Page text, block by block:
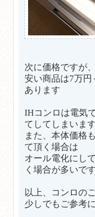
次に価格ですが
安い商品は7万円
あります
IHコンロは電気
てしてしまいます
また、本体価格
て頂く場合は
オール電化にし
く場合が多いです
以上、コンロの
少しでもご参考